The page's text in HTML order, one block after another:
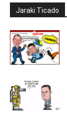
Jaraki Ticado